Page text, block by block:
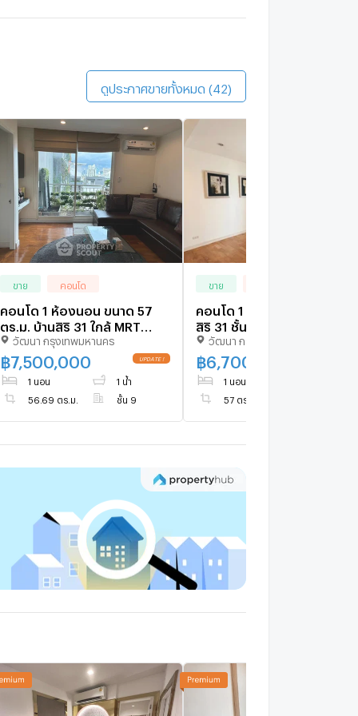
ดูประกาศขายทั้งหมด (42)
ขาย คอนโด
คอนโด 1 ห้องนอน ขนาด 57
ตร.ม. บ้านสิริ 31 ใกล้ MRT
สุขุมวิท (ID 1826092)
วัฒนา กรุงเทพมหานคร
฿7,500,000 UPDATE !
1 นอน 1 น้ำ
56.69 ตร.ม. ชั้น 9
ขาย
คอนโด 1 ห้องนอน ขาย ที่ บ้าน
สิริ 31 ชั้น 7 ใกล้ MRT สุขุมวิท
(ID 509767)
วัฒนา กรุงเทพมหานคร
฿6,700,000
1 นอน
57 ตร.ม.